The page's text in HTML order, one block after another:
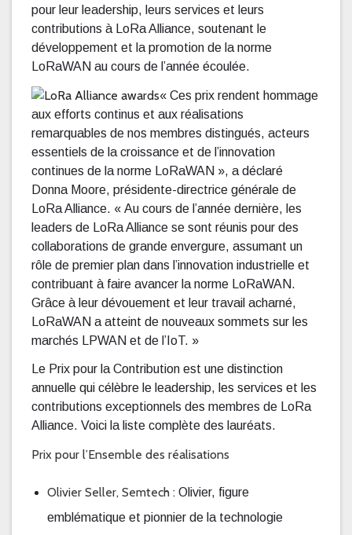
pour leur leadership, leurs services et leurs
contributions à LoRa Alliance, soutenant le
développement et la promotion de la norme
LoRaWAN au cours de l’année écoulée.
« Ces prix rendent hommage
aux efforts continus et aux réalisations
remarquables de nos membres distingués, acteurs
essentiels de la croissance et de l’innovation
continues de la norme LoRaWAN », a déclaré
Donna Moore, présidente-directrice générale de
LoRa Alliance. « Au cours de l’année dernière, les
leaders de LoRa Alliance se sont réunis pour des
collaborations de grande envergure, assumant un
rôle de premier plan dans l’innovation industrielle et
contribuant à faire avancer la norme LoRaWAN.
Grâce à leur dévouement et leur travail acharné,
LoRaWAN a atteint de nouveaux sommets sur les
marchés LPWAN et de l’IoT. »
Le Prix pour la Contribution est une distinction
annuelle qui célèbre le leadership, les services et les
contributions exceptionnels des membres de LoRa
Alliance. Voici la liste complète des lauréats.
Prix pour l’Ensemble des réalisations
Olivier Seller, Semtech : Olivier, figure
emblématique et pionnier de la technologie